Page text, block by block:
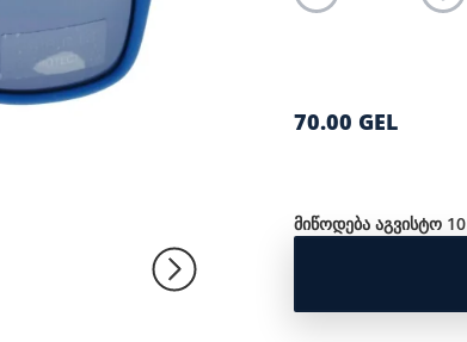
70.00 GEL
მიწოდება აგვისტო 10